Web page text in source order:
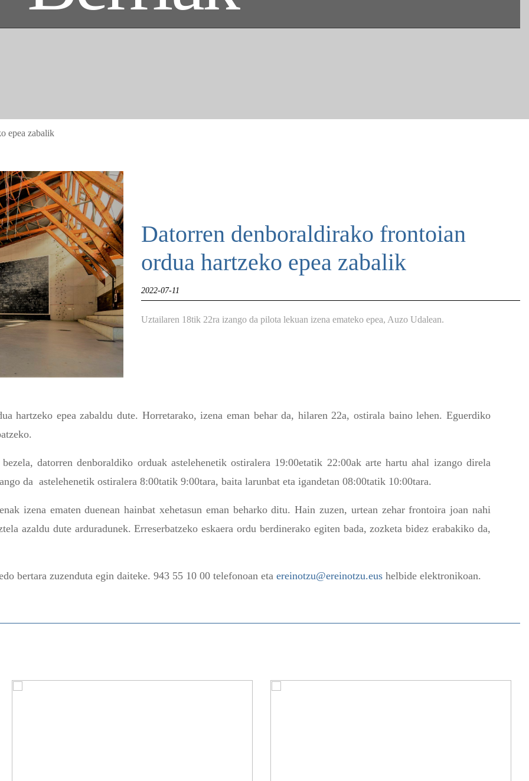
epea zabalik
Datorren denboraldirako frontoian
ordua hartzeko epea zabalik
2022-07-11
Uztailaren 18tik 22ra izango da pilota lekuan izena emateko epea, Auzo Udalean.
hartzeko epea zabaldu dute. Horretarako, izena eman behar da, hilaren 22a, ostirala baino lehen. Eguerdiko
datorren denboraldiko orduak astelehenetik ostiralera 19:00etatik 22:00ak arte hartu ahal izango direla
da astelehenetik ostiralera 8:00tatik 9:00tara, baita larunbat eta igandetan 08:00tatik 10:00tara.
izena ematen duenean hainbat xehetasun eman beharko ditu. Hain zuzen, urtean zehar frontoira joan nahi
azaldu dute arduradunek. Erreserbatzeko eskaera ordu berdinerako egiten bada, zozketa bidez erabakiko da,
bertara zuzenduta egin daiteke. 943 55 10 00 telefonoan eta ereinotzu@ereinotzu.eus helbide elektronikoan.